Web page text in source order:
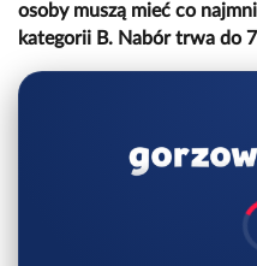
osoby muszą mieć co
kategorii B. Nabór trwa do